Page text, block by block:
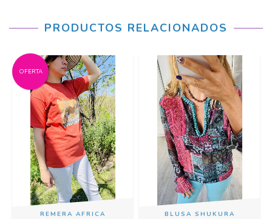
PRODUCTOS RELACIONADOS
OFERTA
REMERA AFRICA BLUSA SHUKURA